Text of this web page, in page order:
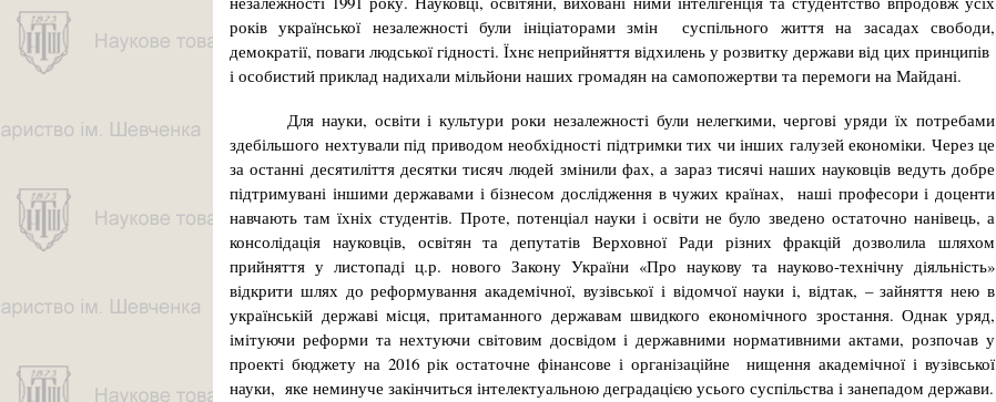
років української незалежності були ініціаторами змін суспільного життя на засадах свободи,
демократії, поваги людської гідності. Їхнє неприйняття відхилень у розвитку держави від цих принципів
і особистий приклад надихали мільйони наших громадян на самопожертви та перемоги на Майдані.
Для науки, освіти і культури роки незалежності були нелегкими, чергові уряди їх потребами
здебільшого нехтували під приводом необхідності підтримки тих чи інших галузей економіки. Через це
за останні десятиліття десятки тисяч людей змінили фах, а зараз тисячі наших науковців ведуть добре
підтримувані іншими державами і бізнесом дослідження в чужих країнах, наші професори і доценти
навчають там їхніх студентів. Проте, потенціал науки і освіти не було зведено остаточно нанівець, а
консолідація науковців, освітян та депутатів Верховної Ради різних фракцій дозволила шляхом
прийняття у листопаді ц.р. нового Закону України «Про наукову та науково-технічну діяльність»
відкрити шлях до реформування академічної, вузівської і відомчої науки і, відтак, – зайняття нею в
українській державі місця, притаманного державам швидкого економічного зростання. Однак уряд,
імітуючи реформи та нехтуючи світовим досвідом і державними нормативними актами, розпочав у
проекті бюджету на 2016 рік остаточне фінансове і організаційне нищення академічної і вузівської
науки, яке неминуче закінчиться інтелектуальною деградацією усього суспільства і занепадом держави.